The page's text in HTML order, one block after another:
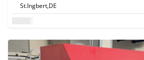
St.Ingbert,DE